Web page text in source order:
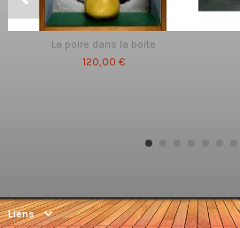
La poire dans la boite
120,00 €
Liens